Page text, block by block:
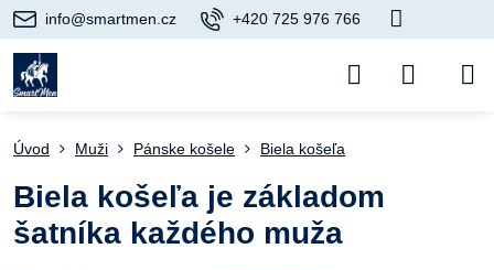
info@smartmen.cz +420 725 976 766
Úvod Muži Pánske košele Biela košeľa
Biela košeľa je základom
šatníka každého muža